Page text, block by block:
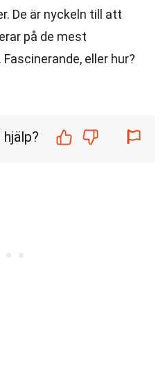
De är nyckeln till att
på de mest
eller hur?